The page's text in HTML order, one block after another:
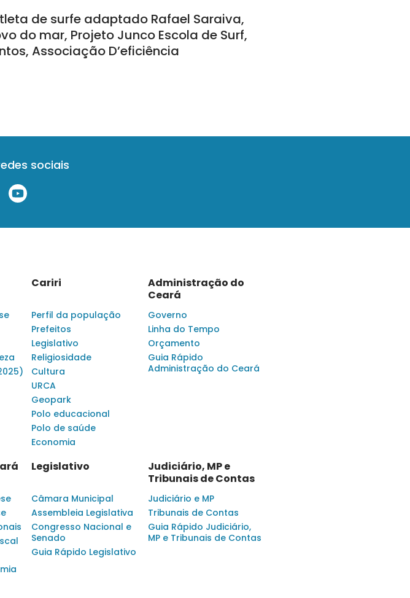
de surfe adaptado Rafael Saraiva,
do mar, Projeto Junco Escola de Surf,
Associação D’eficiência
sociais
Cariri
Perfil da população
Prefeitos
Legislativo
Religiosidade
Cultura
URCA
Geopark
Polo educacional
Polo de saúde
Economia
Administração do
Ceará
Governo
Linha do Tempo
Orçamento
Guia Rápido
Administração do Ceará
Legislativo
Câmara Municipal
Assembleia Legislativa
Congresso Nacional e
Senado
Guia Rápido Legislativo
Judiciário, MP e
Tribunais de Contas
Judiciário e MP
Tribunais de Contas
Guia Rápido Judiciário,
MP e Tribunais de Contas